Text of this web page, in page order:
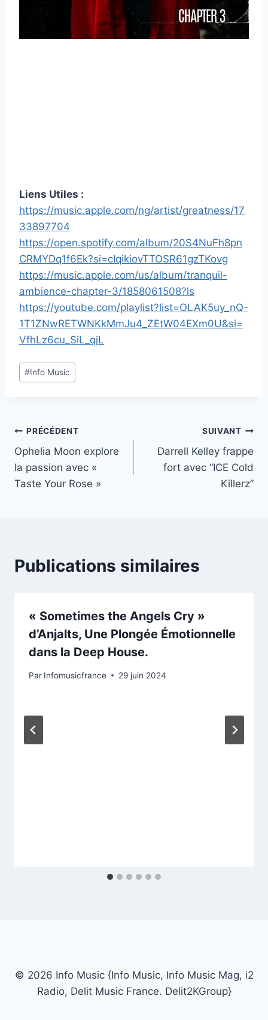
Liens Utiles :
https://music.apple.com/ng/artist/greatness/17
33897704
https://open.spotify.com/album/20S4NuFh8pn
CRMYDq1f6Ek?si=cIqikiovTTOSR61gzTKovg
https://music.apple.com/us/album/tranquil-
ambience-chapter-3/1858061508?ls
https://youtube.com/playlist?list=OLAK5uy_nQ-
1T1ZNwRETWNKkMmJu4_ZEtW04EXm0U&si=
VfhLz6cu_SiL_qjL
Étiquettes
de
#Info Music
Navigation
de
l’article
PRÉCÉDENT
Ophelia Moon explore
la passion avec «
Taste Your Rose »
SUIVANT
Darrell Kelley frappe
fort avec “ICE Cold
Killerz”
Publications similaires
« Sometimes the Angels Cry »
d’Anjalts, Une Plongée Émotionnelle
dans la Deep House.
Par Infomusicfrance 29 juin 2024
© 2026 Info Music {Info Music, Info Music Mag, i2
Radio, Delit Music France. Delit2KGroup}